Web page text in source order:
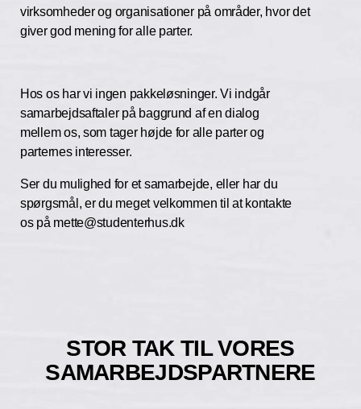
virksomheder og organisationer på områder, hvor det
giver god mening for alle parter.
Hos os har vi ingen pakkeløsninger. Vi indgår
samarbejdsaftaler på baggrund af en dialog
mellem os, som tager højde for alle parter og
parternes interesser.
Ser du mulighed for et samarbejde, eller har du
spørgsmål, er du meget velkommen til at kontakte
os på mette@studenterhus.dk
STOR TAK TIL VORES
SAMARBEJDSPARTNERE